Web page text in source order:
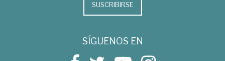
SUSCRIBIRSE
SÍGUENOS EN